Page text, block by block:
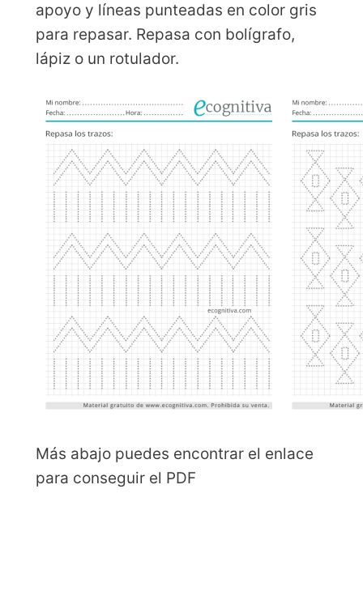
apoyo y líneas punteadas en color gris
para repasar. Repasa con bolígrafo,
lápiz o un rotulador.
Más abajo puedes encontrar el enlace
para conseguir el PDF